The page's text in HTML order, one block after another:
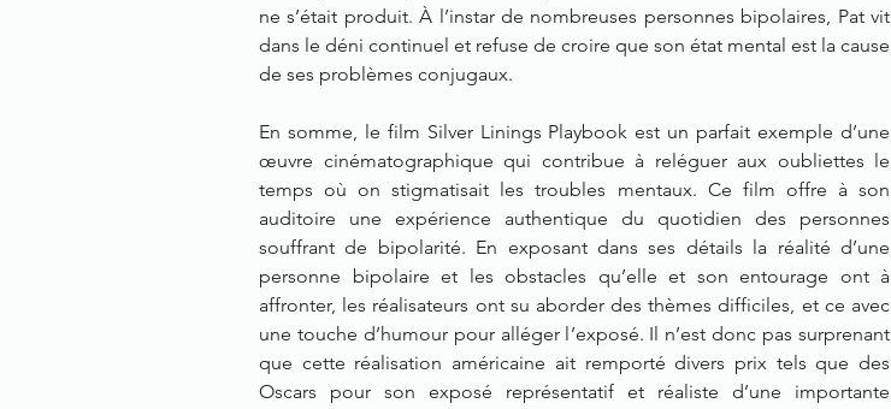
ne s’était produit. À l’instar de nombreuses personnes bipolaires, Pat vit
dans le déni continuel et refuse de croire que son état mental est la cause
de ses problèmes conjugaux.
En somme, le film Silver Linings Playbook est un parfait exemple d’une
œuvre cinématographique qui contribue à reléguer aux oubliettes le
temps où on stigmatisait les troubles mentaux. Ce film offre à son
auditoire une expérience authentique du quotidien des personnes
souffrant de bipolarité. En exposant dans ses détails la réalité d’une
personne bipolaire et les obstacles qu’elle et son entourage ont à
affronter, les réalisateurs ont su aborder des thèmes difficiles, et ce avec
une touche d’humour pour alléger l’exposé. Il n’est donc pas surprenant
que cette réalisation américaine ait remporté divers prix tels que des
Oscars pour son exposé représentatif et réaliste d’une importante